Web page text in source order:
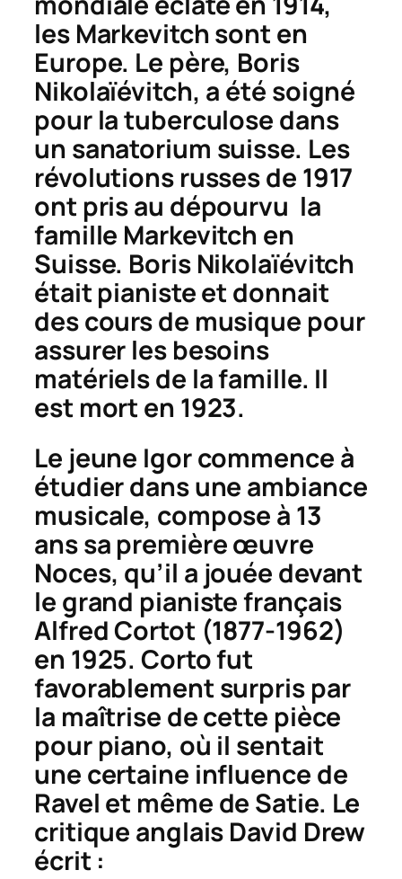
les Markevitch sont en
Europe. Le père, Boris
Nikolaïévitch, a été soigné
pour la tuberculose dans
un sanatorium suisse. Les
révolutions russes de 1917
ont pris au dépourvu la
famille Markevitch en
Suisse. Boris Nikolaïévitch
était pianiste et donnait
des cours de musique pour
assurer les besoins
matériels de la famille. Il
est mort en 1923.
Le jeune Igor commence à
étudier dans une ambiance
musicale, compose à 13
ans sa première œuvre
Noces, qu’il a jouée devant
le grand pianiste français
Alfred Cortot (1877-1962)
en 1925. Corto fut
favorablement surpris par
la maîtrise de cette pièce
pour piano, où il sentait
une certaine influence de
Ravel et même de Satie. Le
critique anglais David Drew
écrit :